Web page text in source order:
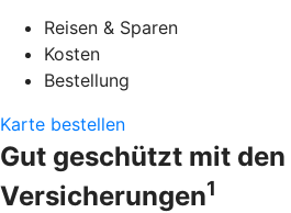
Reisen & Sparen
Kosten
Bestellung
Karte bestellen
Gut geschützt mit
Versicherungen1